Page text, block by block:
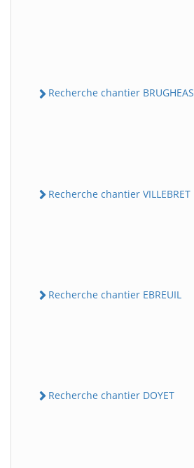
Recherche chantier BRUGHEAS
Recherche chantier VILLEBRET
Recherche chantier EBREUIL
Recherche chantier DOYET